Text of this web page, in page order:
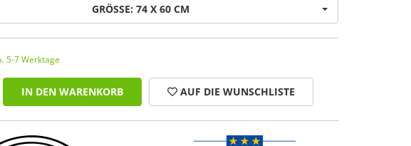
GRÖSSE: 74 X 60 CM
5-7 Werktage
IN DEN WARENKORB AUF DIE WUNSCHLISTE